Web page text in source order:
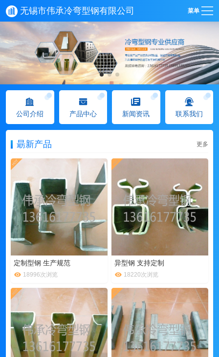
无锡市伟承冷弯型钢有限公司 菜单
公司介绍 产品中心 新闻资讯 联系我们
朂新产品 更多
定制型钢 生产规范
18996次浏览
异型钢 支持定制
18220次浏览